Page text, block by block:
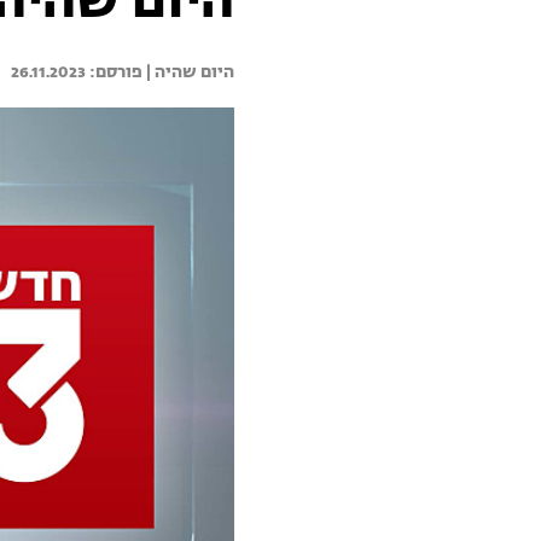
היום שהיה | 26.11.2023